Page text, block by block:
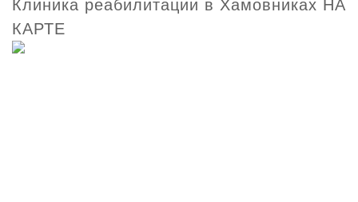
Клиника реабилитации в Хамовниках НА
КАРТЕ